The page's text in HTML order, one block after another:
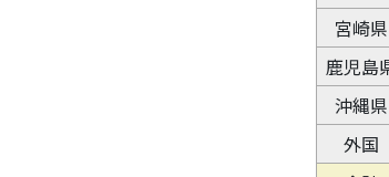
宮崎県
鹿児島
沖縄県
外国